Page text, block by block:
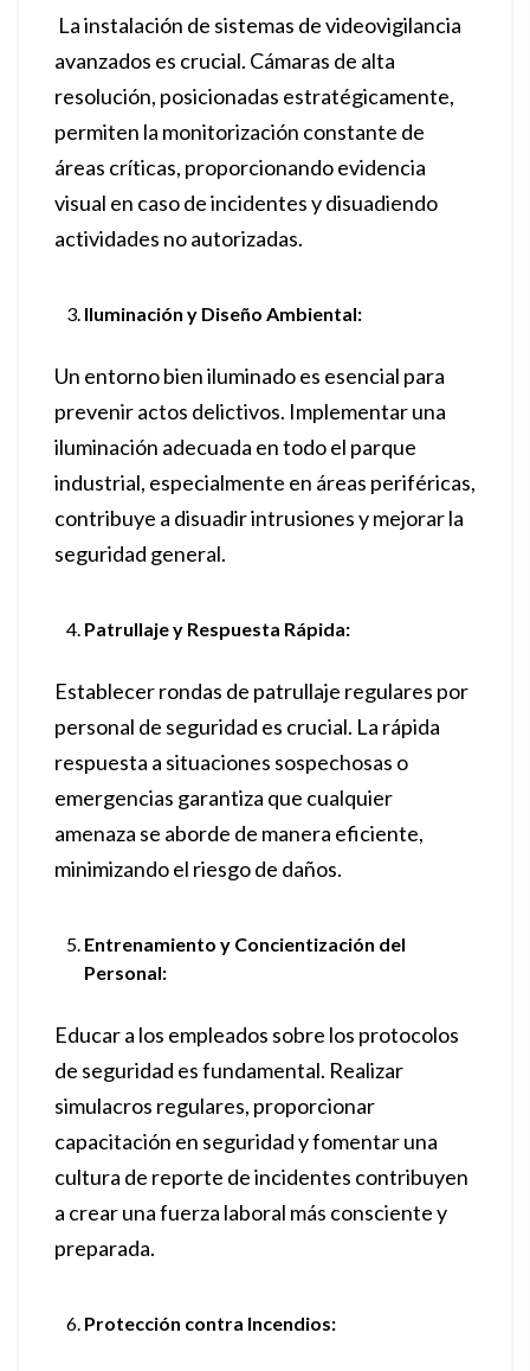
La instalación de sistemas de videovigilancia
avanzados es crucial. Cámaras de alta
resolución, posicionadas estratégicamente,
permiten la monitorización constante de
áreas críticas, proporcionando evidencia
visual en caso de incidentes y disuadiendo
actividades no autorizadas.
Iluminación y Diseño Ambiental:
Un entorno bien iluminado es esencial para
prevenir actos delictivos. Implementar una
iluminación adecuada en todo el parque
industrial, especialmente en áreas periféricas,
contribuye a disuadir intrusiones y mejorar la
seguridad general.
Patrullaje y Respuesta Rápida:
Establecer rondas de patrullaje regulares por
personal de seguridad es crucial. La rápida
respuesta a situaciones sospechosas o
emergencias garantiza que cualquier
amenaza se aborde de manera eficiente,
minimizando el riesgo de daños.
Entrenamiento y Concientización del
Personal:
Educar a los empleados sobre los protocolos
de seguridad es fundamental. Realizar
simulacros regulares, proporcionar
capacitación en seguridad y fomentar una
cultura de reporte de incidentes contribuyen
a crear una fuerza laboral más consciente y
preparada.
Protección contra Incendios: